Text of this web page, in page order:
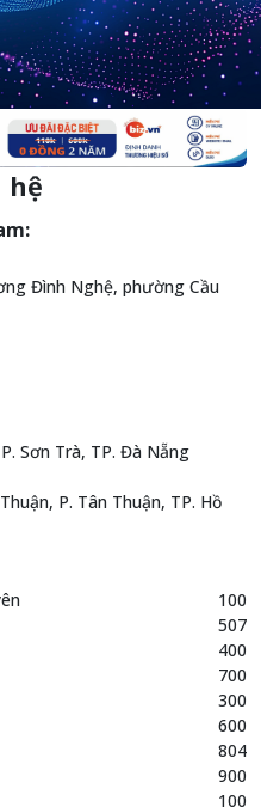
hệ
Đình Nghệ, phường Cầu
Sơn Trà, TP. Đà Nẵng
P. Tân Thuận, TP. Hồ
100
507
400
700
300
600
804
900
100